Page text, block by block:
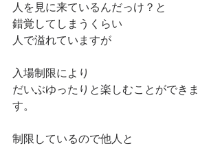
人を見に来ているんだっけ？と
錯覚してしまうくらい
人で溢れていますが
入場制限により
だいぶゆったりと楽しむことができま
す。
制限しているので他人と